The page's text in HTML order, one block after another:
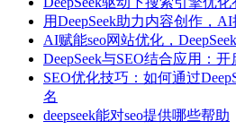
用DeepSeek助力内容创作，
AI赋能seo网站优化，
DeepSeek与SEO结合应用：
SEO优化技巧：如何通过
名
deepseek能对seo提供哪些帮助